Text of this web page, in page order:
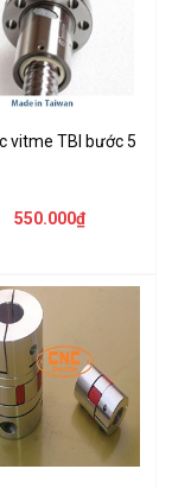
vitme TBI bước 5
550.000₫